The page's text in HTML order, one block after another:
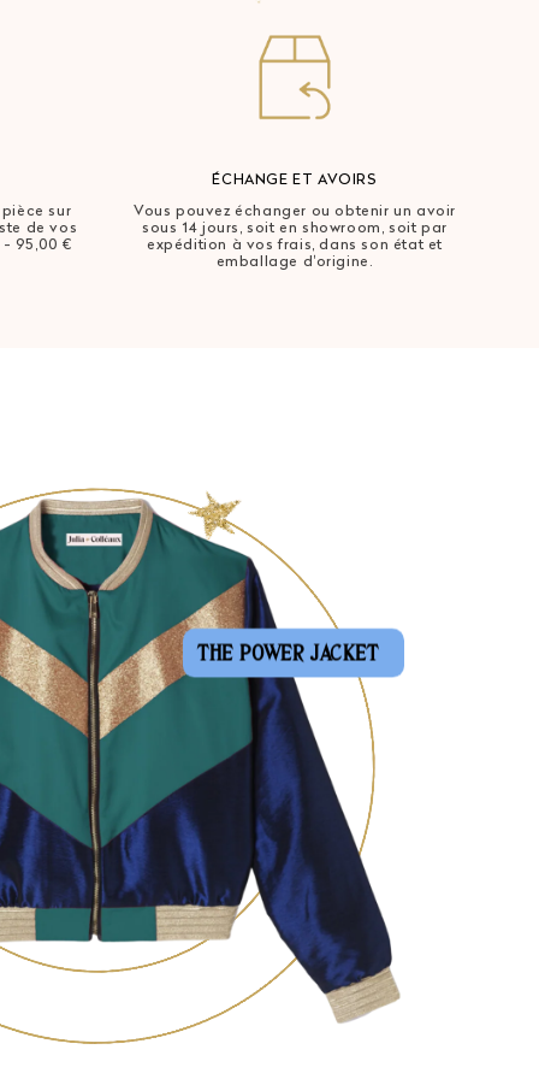
sur
de vos
- 95,00 €
ÉCHANGE ET AVOIRS
Vous pouvez échanger ou obtenir un avoir
sous 14 jours, soit en showroom, soit par
expédition à vos frais, dans son état et
emballage d'origine.
THE POWER JACKET